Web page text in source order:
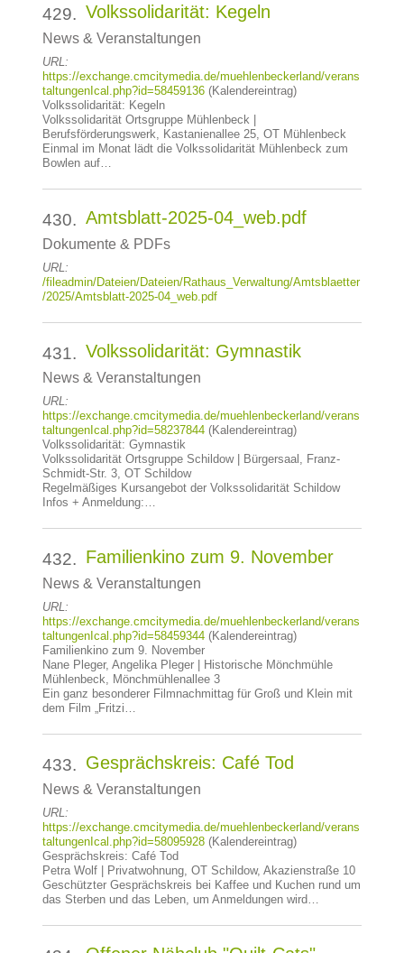
429. Volkssolidarität: Kegeln
News & Veranstaltungen
URL:
https://exchange.cmcitymedia.de/muehlenbeckerland/verans
taltungenIcal.php?id=58459136(Kalendereintrag)
Volkssolidarität: Kegeln
Volkssolidarität Ortsgruppe Mühlenbeck |
Berufsförderungswerk, Kastanienallee 25, OT Mühlenbeck
Einmal im Monat lädt die Volkssolidarität Mühlenbeck zum
Bowlen auf…
430. Amtsblatt-2025-04_web.pdf
Dokumente & PDFs
URL:
/fileadmin/Dateien/Dateien/Rathaus_Verwaltung/Amtsblaetter
/2025/Amtsblatt-2025-04_web.pdf
431. Volkssolidarität: Gymnastik
News & Veranstaltungen
URL:
https://exchange.cmcitymedia.de/muehlenbeckerland/verans
taltungenIcal.php?id=58237844(Kalendereintrag)
Volkssolidarität: Gymnastik
Volkssolidarität Ortsgruppe Schildow | Bürgersaal, Franz-
Schmidt-Str. 3, OT Schildow
Regelmäßiges Kursangebot der Volkssolidarität Schildow
Infos + Anmeldung:…
432. Familienkino zum 9. November
News & Veranstaltungen
URL:
https://exchange.cmcitymedia.de/muehlenbeckerland/verans
taltungenIcal.php?id=58459344(Kalendereintrag)
Familienkino zum 9. November
Nane Pleger, Angelika Pleger | Historische Mönchmühle
Mühlenbeck, Mönchmühlenallee 3
Ein ganz besonderer Filmnachmittag für Groß und Klein mit
dem Film „Fritzi…
433. Gesprächskreis: Café Tod
News & Veranstaltungen
URL:
https://exchange.cmcitymedia.de/muehlenbeckerland/verans
taltungenIcal.php?id=58095928(Kalendereintrag)
Gesprächskreis: Café Tod
Petra Wolf | Privatwohnung, OT Schildow, Akazienstraße 10
Geschützter Gesprächskreis bei Kaffee und Kuchen rund um
das Sterben und das Leben, um Anmeldungen wird…